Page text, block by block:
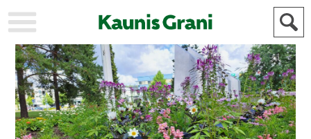
KAUPUNKI
STADEN
AJANKOHTAISTA
AKTUELLT
URHEILU
IDROTT
KULTTUURI
KULTUR